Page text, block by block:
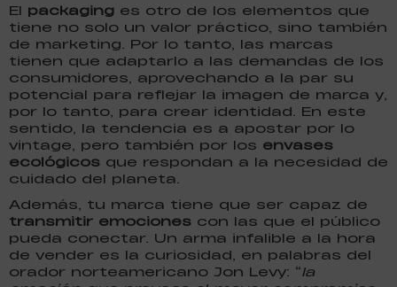
El packaging es otro de los elementos que
tiene no solo un valor práctico, sino también
de marketing. Por lo tanto, las marcas
tienen que adaptarlo a las demandas de los
consumidores, aprovechando a la par su
potencial para reflejar la imagen de marca y,
por lo tanto, para crear identidad. En este
sentido, la tendencia es a apostar por lo
vintage, pero también por los envases
ecológicos que respondan a la necesidad de
cuidado del planeta.
Además, tu marca tiene que ser capaz de
transmitir emociones con las que el público
pueda conectar. Un arma infalible a la hora
de vender es la curiosidad, en palabras del
orador norteamericano Jon Levy: “la